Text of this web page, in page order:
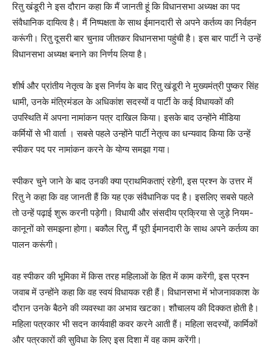
रितु खंडूरी ने इस दौरान कहा कि मैं जानती हूं कि विधानसभा अध्यक्ष का पद
संवैधानिक दायित्व है। मैं निष्पक्षता के साथ ईमानदारी से अपने कर्तव्य का निर्वहन
करूंगी। रितु दूसरी बार चुनाव जीतकर विधानसभा पहुंची है। इस बार पार्टी ने उन्हें
विधानसभा अध्यक्ष बनाने का निर्णय लिया है।
शीर्ष और प्रांतीय नेतृत्व के इस निर्णय के बाद रितु खंडूरी ने मुख्यमंत्री पुष्कर सिंह
धामी, उनके मंत्रिमंडल के अधिकांश सदस्यों व पार्टी के कई विधायकों की
उपस्थिति में अपना नामांकन पत्र दाखिल किया। इसके बाद उन्होंने मीडिया
कर्मियों से भी वार्ता । सबसे पहले उन्होंने पार्टी नेतृत्व का धन्यवाद किया कि उन्हें
स्पीकर पद पर नामांकन करने के योग्य समझा गया।
स्पीकर चुने जाने के बाद उनकी क्या प्राथमिकताएं रहेगी, इस प्रश्न के उत्तर में
रितु ने कहा कि वह जानती हैं कि यह एक संवैधानिक पद है। इसलिए सबसे पहले
तो उन्हें पढ़ाई शुरू करनी पड़ेगी। विधायी और संसदीय प्रक्रिया से जुड़े नियम-
कानूनों को समझना होगा। बकौल रितु, मैं पूरी ईमानदारी के साथ अपने कर्तव्य का
पालन करूंगी।
वह स्पीकर की भूमिका में किस तरह महिलाओं के हित में काम करेंगी, इस प्रश्न
जवाब में उन्होंने कहा कि वह स्वयं विधायक रही हैं। विधानसभा में भोजनावकाश के
दौरान उनके बैठने की व्यवस्था का अभाव खटका। शौचालय की दिक्कत होती है।
महिला पत्रकार भी सदन कार्यवाही कवर करने आती हैं। महिला सदस्यों, कार्मिकों
और पत्रकारों की सुविधा के लिए इस दिशा में वह काम करेंगी।